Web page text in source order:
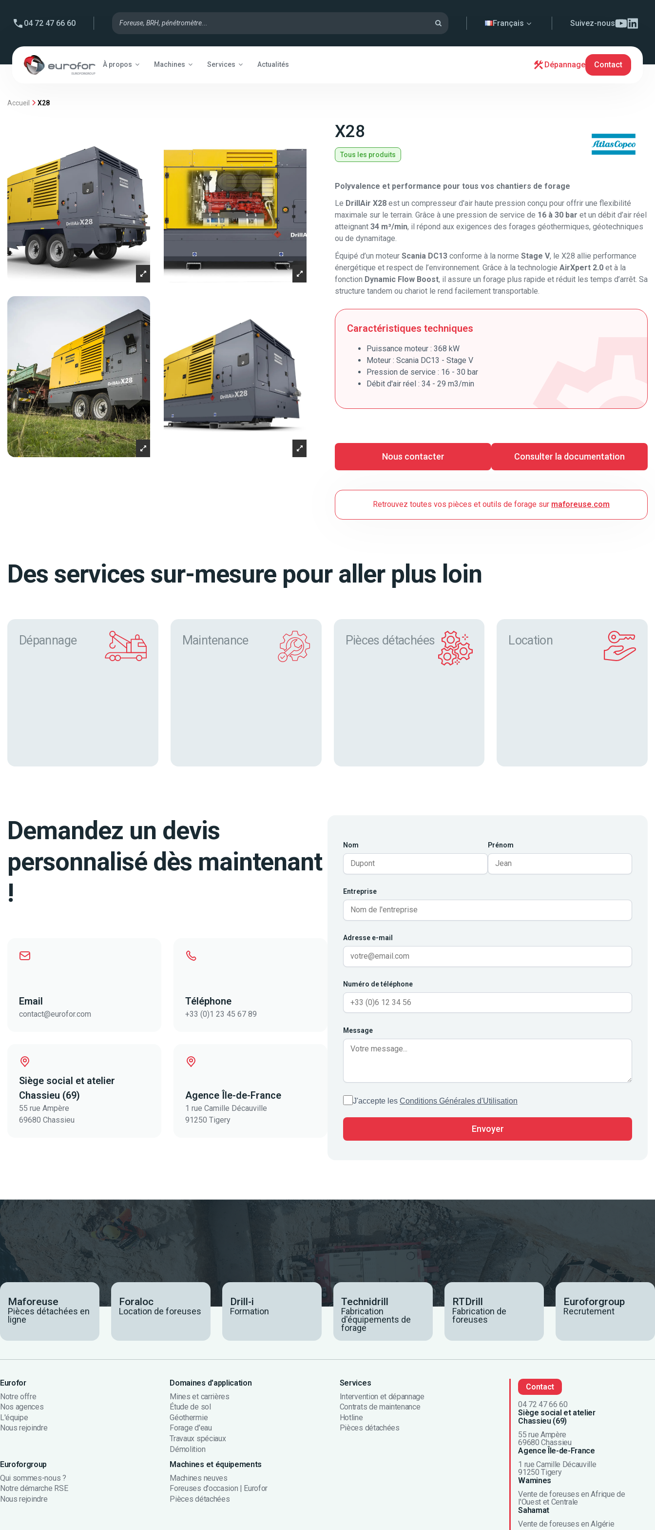
04 72 47 66 60 Français Suivez-nous
À propos Machines Services Actualités Dépannage Contact
Accueil X28
X28
Tous les produits
Polyvalence et performance pour tous vos chantiers de forage
Le DrillAir X28 est un compresseur d'air haute pression conçu pour offrir une flexibilité
maximale sur le terrain. Grâce à une pression de service de 16 à 30 bar et un débit d’air réel
atteignant 34 m³/min, il répond aux exigences des forages géothermiques, géotechniques
ou de dynamitage.
Équipé d’un moteur Scania DC13 conforme à la norme Stage V, le X28 allie performance
énergétique et respect de l’environnement. Grâce à la technologie AirXpert 2.0 et à la
fonction Dynamic Flow Boost, il assure un forage plus rapide et réduit les temps d’arrêt. Sa
structure tandem ou chariot le rend facilement transportable.
Caractéristiques techniques
Puissance moteur : 368 kW
Moteur : Scania DC13 - Stage V
Pression de service : 16 - 30 bar
Débit d'air réel : 34 - 29 m3/min
Nous contacter Consulter la documentation
Retrouvez toutes vos pièces et outils de forage sur maforeuse.com
Des services sur-mesure pour aller plus loin
Dépannage Maintenance Pièces détachées Location
Demandez un devis
personnalisé dès maintenant
!
Email
contact@eurofor.com
Téléphone
+33 (0)1 23 45 67 89
Siège social et atelier
Chassieu (69)
55 rue Ampère
69680 Chassieu
Agence Île-de-France
1 rue Camille Décauville
91250 Tigery
Nom Prénom
Entreprise
Adresse e-mail
Numéro de téléphone
Message
J'accepte les Conditions Générales d'Utilisation
Maforeuse
Pièces détachées en
ligne
Foraloc
Location de foreuses
Drill-i
Formation
Technidrill
Fabrication
d'équipements de
forage
RTDrill
Fabrication de
foreuses
Euroforgroup
Recrutement
Eurofor
Notre offre
Nos agences
L'équipe
Nous rejoindre
Domaines d'application
Mines et carrières
Étude de sol
Géothermie
Forage d'eau
Travaux spéciaux
Démolition
Services
Intervention et dépannage
Contrats de maintenance
Hotline
Pièces détachées
Euroforgroup
Qui sommes-nous ?
Notre démarche RSE
Nous rejoindre
Machines et équipements
Machines neuves
Foreuses d'occasion | Eurofor
Pièces détachées
Contact
04 72 47 66 60
Siège social et atelier
Chassieu (69)
55 rue Ampère
69680 Chassieu
Agence Île-de-France
1 rue Camille Décauville
91250 Tigery
Wamines
Vente de foreuses en Afrique de
l'Ouest et Centrale
Sahamat
Vente de foreuses en Algérie